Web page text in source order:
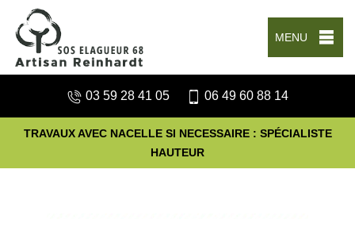
MENU
03 59 28 41 05 06 49 60 88 14
TRAVAUX AVEC NACELLE SI NECESSAIRE : SPÉCIALISTE
HAUTEUR